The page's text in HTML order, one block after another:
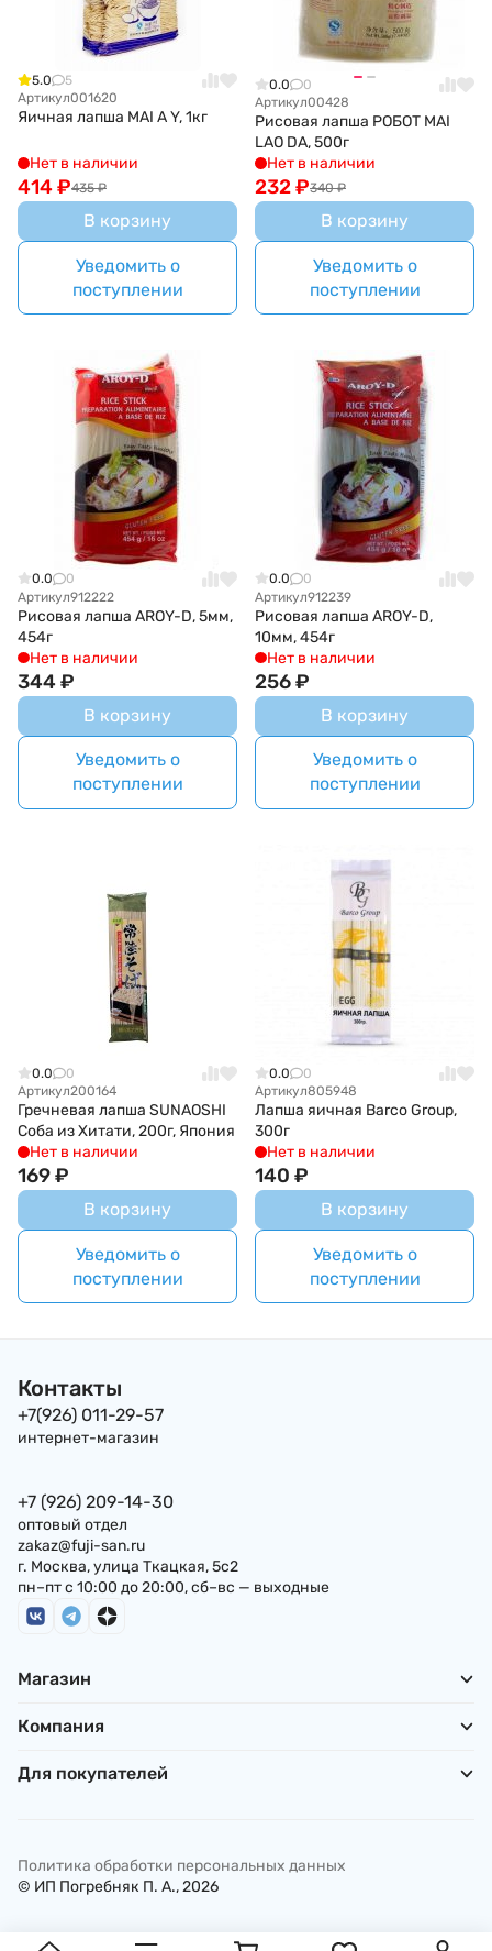
5.0
5
Артикул001620
Яичная лапша MAI A Y, 1кг
Нет в наличии
435 ₽
414₽
В корзину
Уведомить о
поступлении
0.0
0
Артикул00428
Рисовая лапша РОБОТ MAI
LAO DA, 500г
Нет в наличии
340 ₽
232₽
В корзину
Уведомить о
поступлении
0.0
0
Артикул912222
Рисовая лапша AROY-D, 5мм,
454г
Нет в наличии
344₽
В корзину
Уведомить о
поступлении
0.0
0
Артикул912239
Рисовая лапша AROY-D,
10мм, 454г
Нет в наличии
256₽
В корзину
Уведомить о
поступлении
0.0
0
Артикул200164
Гречневая лапша SUNAOSHI
Соба из Хитати, 200г, Япония
Нет в наличии
169₽
В корзину
Уведомить о
поступлении
0.0
0
Артикул805948
Лапша яичная Barco Group,
300г
Нет в наличии
140 ₽
В корзину
Уведомить о
поступлении
Контакты
+7(926) 011-29-57
интернет-магазин
+7 (926) 209-14-30
оптовый отдел
zakaz@fuji-san.ru
г. Москва, улица Ткацкая, 5с2
пн–пт с 10:00 до 20:00, сб–вс — выходные
Магазин
Компания
Для покупателей
© ИП Погребняк П. А., 2026
Политика обработки персональных данных